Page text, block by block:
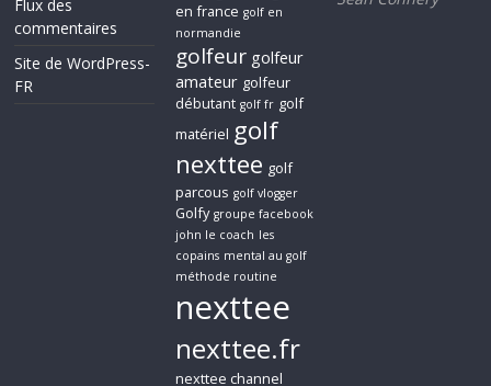
Flux des
commentaires
Site de WordPress-
FR
en france golf en
normandie
golfeur golfeur
amateur golfeur
débutant golf fr golf
matériel golf
nexttee golf
parcous golf vlogger
Golfy groupe facebook
john le coach les
copains mental au golf
méthode routine
nexttee
nexttee.fr
nexttee channel